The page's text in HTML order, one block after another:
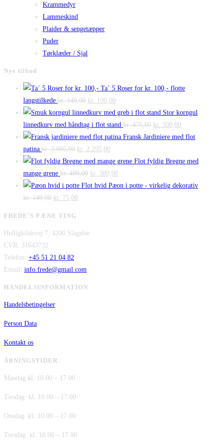
Krammedyr
Lammeskind
Plaider & sengetæpper
Puder
Tørklæder / Sjal
Nye tilbud
Ta´ 5 Roser for kr. 100,- flotte
langstilkede kr.140,00 Den
oprindelige
pris
var:
kr. 140,00.
kr. 100,00
aktuelle
pris
er:
Stor korngul
linnedkurv med håndtag i flot stand kr.475,00 Den
oprindelige
var:
kr. 300,00
aktuelle
er:
Fransk Jardiniere med flot
patina kr.2.995,00 Den
oprindelige
pris
var:
kr. 2.995,00.
kr. 2.295,00
aktuelle
pris
er:
Flot fyldig Bregne med
mange grene kr.480,00 Den
oprindelige
kr. 380,00
aktuelle
Flot hvid Pæon i potte - virkelig dekorativ
kr.149,00 Den
var:
kr. 75,00
er:
FREDE’S PÆNE TING
Helligkildevej 7, 4200 Slagelse
CVR: 31643732
Telefon: +45 51 21 04 82
Email: info.frede@gmail.com
HANDELSINFORMATION
Handelsbetingelser
Person Data
Kontakt os
ÅBNINGSTIDER
Mandag kl. 10.00 – 17.00
Tirsdag kl. 10.00 – 17.00
Onsdag kl. 10.00 – 17.00
Torsdag kl. 10.00 – 17.00